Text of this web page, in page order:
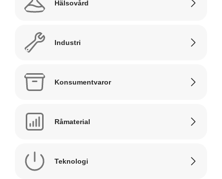
Hälsovård
Industri
Konsumentvaror
Råmaterial
Teknologi